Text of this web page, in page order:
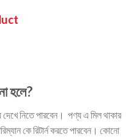
হলে?
নিতে পারবেন। পণ্য এ মিল থাকার
কে রিটার্ন করতে পারবেন। কোনো